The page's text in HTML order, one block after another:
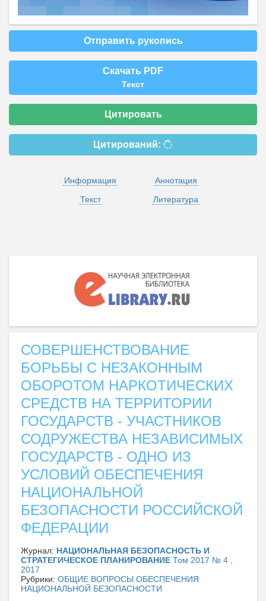
Отправить рукопись
Скачать PDF
Текст
Цитировать
Цитирований:
Информация
Аннотация
Текст
Литература
СОВЕРШЕНСТВОВАНИЕ
БОРЬБЫ С НЕЗАКОННЫМ
ОБОРОТОМ НАРКОТИЧЕСКИХ
СРЕДСТВ НА ТЕРРИТОРИИ
ГОСУДАРСТВ - УЧАСТНИКОВ
СОДРУЖЕСТВА НЕЗАВИСИМЫХ
ГОСУДАРСТВ - ОДНО ИЗ
УСЛОВИЙ ОБЕСПЕЧЕНИЯ
НАЦИОНАЛЬНОЙ
БЕЗОПАСНОСТИ РОССИЙСКОЙ
ФЕДЕРАЦИИ
Журнал: НАЦИОНАЛЬНАЯ БЕЗОПАСНОСТЬ И
СТРАТЕГИЧЕСКОЕ ПЛАНИРОВАНИЕ Том 2017 № 4 ,
2017
Рубрики: ОБЩИЕ ВОПРОСЫ ОБЕСПЕЧЕНИЯ
НАЦИОНАЛЬНОЙ БЕЗОПАСНОСТИ